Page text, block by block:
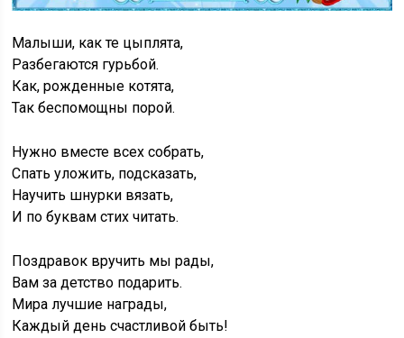
Малыши, как те цыплята,
Разбегаются гурьбой.
Как, рожденные котята,
Так беспомощны порой.
Нужно вместе всех собрать,
Спать уложить, подсказать,
Научить шнурки вязать,
И по буквам стих читать.
Поздравок вручить мы рады,
Вам за детство подарить.
Мира лучшие награды,
Каждый день счастливой быть!